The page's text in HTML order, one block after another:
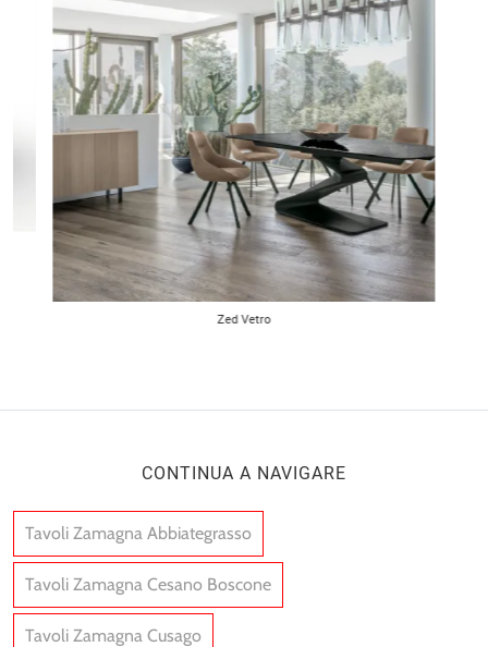
Zed Vetro
CONTINUA A NAVIGARE
Tavoli Zamagna Abbiategrasso
Tavoli Zamagna Cesano Boscone
Tavoli Zamagna Cusago